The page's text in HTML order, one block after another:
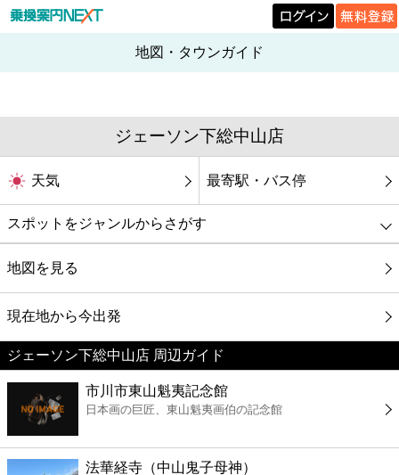
地図・タウンガイド
ジェーソン下総中山店
天気 最寄駅・バス停
スポットをジャンルからさがす
グルメ
映画
美容
コンビニ
薬局
地図を見る
現在地から今出発
ジェーソン下総中山店 周辺ガイド
市川市東山魁夷記念館
日本画の巨匠、東山魁夷画伯の記念館
法華経寺（中山鬼子母神）